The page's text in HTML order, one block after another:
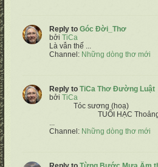
Reply to Góc Đời_Thơ
bởi TiCa
Là vẫn thế ...
Channel: Những dòng thơ mới
Reply to TiCa Thơ Đường Luật
bởi TiCa
Tóc sương (hoạ)
TUỔI HẠC
...
Channel: Những dòng thơ mới